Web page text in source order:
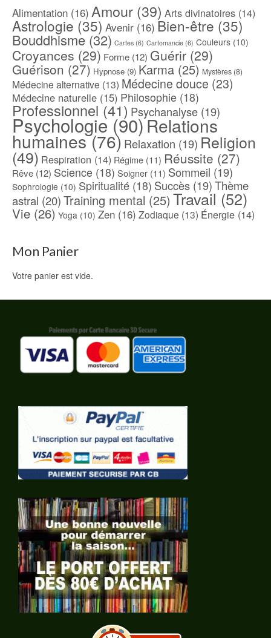
Alimentation (16) Amour (39) Arts divinatoires (14)
Astrologie (35) Avenir (16) Bien-être (35)
Bouddhisme (32) Cartes (6) Cartomancie (6) Couleurs (10)
Croyances (29) Forme (12) Guérir (29)
Guérison (27) Hypnose (9) Karma (25) Mystères (8)
Médecine alternative (13) Médecine douce (23)
Médecine naturelle (15) Philosophie (18)
Professionnel(41) Psychanalyse (19)
Psychologie(90) Relations
humaines(76) Relaxation (19) Religion
(49) Respiration (14) Régime (11) Réussite (27)
Rêve (12) Science (18) Soigner (11) Sommeil (19)
Sophrologie (10) Spiritualité (18) Succès (19)Thème
astral (20)Training mental (25) Travail (52)
Vie (26) Yoga (10) Zen (16) Zodiaque (13) Énergie (14)
Mon Panier
Votre panier est vide.